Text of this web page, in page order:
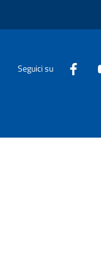
Seguici su